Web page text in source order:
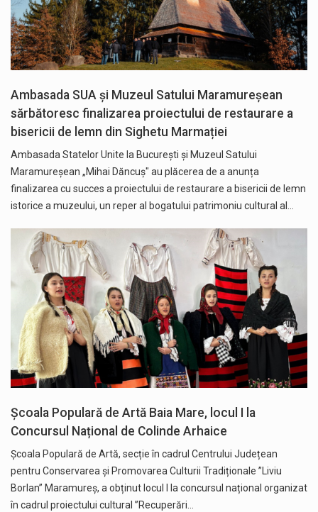
Ambasada SUA și Muzeul Satului Maramureșean
sărbătoresc finalizarea proiectului de restaurare a
bisericii de lemn din Sighetu Marmației
Ambasada Statelor Unite la București și Muzeul Satului
Maramureșean „Mihai Dăncuș" au plăcerea de a anunța
finalizarea cu succes a proiectului de restaurare a bisericii de lemn
istorice a muzeului, un reper al bogatului patrimoniu cultural al…
Școala Populară de Artă Baia Mare, locul I la
Concursul Național de Colinde Arhaice
Școala Populară de Artă, secție în cadrul Centrului Județean
pentru Conservarea și Promovarea Culturii Tradiționale ”Liviu
Borlan” Maramureș, a obținut locul I la concursul național organizat
în cadrul proiectului cultural ”Recuperări…